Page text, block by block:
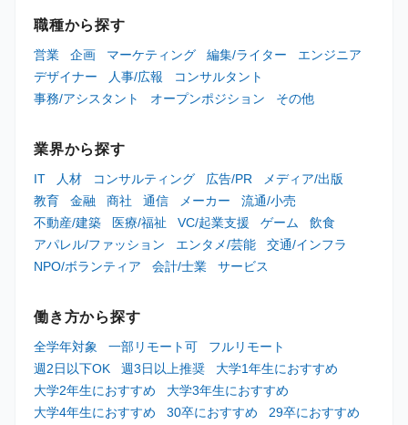
職種から探す
営業 企画 マーケティング 編集/ライター
エンジニア
デザイナー
人事/広報
コンサルタント
事務/アシスタント
オープンポジション その他
業界から探す
IT 人材 コンサルティング 広告/PR
メディア/出版
教育
金融 商社 通信 メーカー
流通/小売
不動産/建築
医療/福祉 VC/起業支援 ゲーム
飲食
アパレル/ファッション
エンタメ/芸能
交通/インフラ
NPO/ボランティア
会計/士業 サービス
働き方から探す
全学年対象 一部リモート可
フルリモート
週2日以下OK
週3日以上推奨
大学1年生におすすめ
大学2年生におすすめ
大学3年生におすすめ
大学4年生におすすめ
30卒におすすめ
29卒におすすめ